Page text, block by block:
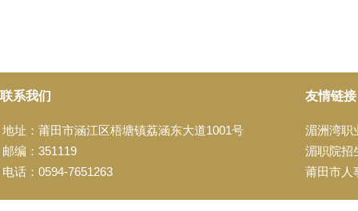
联系我们
地址：莆田市涵江区梧塘镇荔涵东大道1001号
邮编：351119
电话：0594-7651263
友情链接
湄洲湾职
湄职院招
莆田市人